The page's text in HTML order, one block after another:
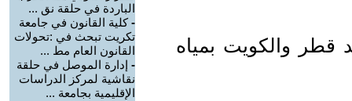
قطر والكويت بمياه
الباردة في حلقة نق ...
-كلية القانون في جامعة
تكريت تبحث في :تحولات
القانون العام مط ...
- إدارة الموصل في حلقة
نقاشية لمركز الدراسات
الإقليمية بجامعة ...